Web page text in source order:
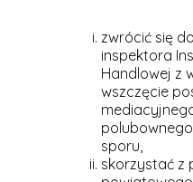
zwrócić się
inspektora
Handlowej z
wszczęcie
sporu,
skorzystać z